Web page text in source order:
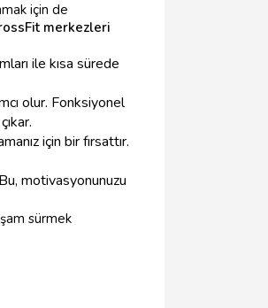
için de
merkezleri
ile kısa sürede
olur. Fonksiyonel
için bir fırsattır.
motivasyonunuzu
sürmek